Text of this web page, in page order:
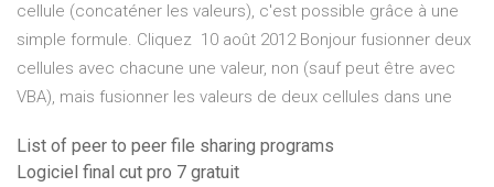
cellule (concaténer les valeurs), c'est possible grâce à une
simple formule. Cliquez 10 août 2012 Bonjour fusionner deux
cellules avec chacune une valeur, non (sauf peut être avec
VBA), mais fusionner les valeurs de deux cellules dans une
List of peer to peer file sharing programs
Logiciel final cut pro 7 gratuit